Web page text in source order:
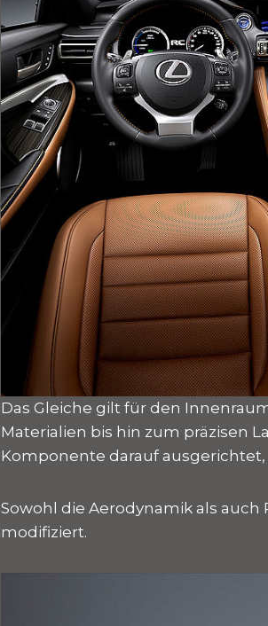
Das Gleiche gilt für den
Materialien bis hin zum präzisen
Komponente darauf
Sowohl die Aerodynamik als
modifiziert.